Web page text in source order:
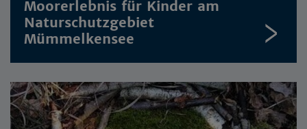
Moorerlebnis für Kinder am
Naturschutzgebiet
Mümmelkensee